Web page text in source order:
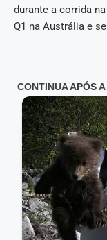
durante a corrida
Q1 na Austrália e